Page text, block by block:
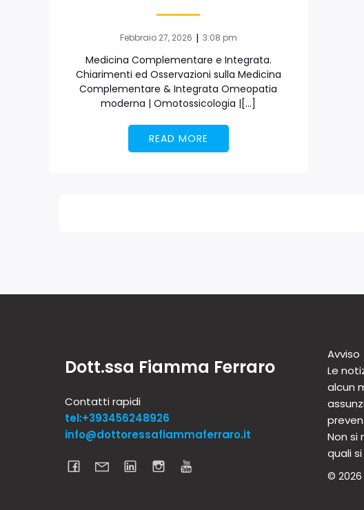
Febbraio 27, 2026 | 3:08 pm
Medicina Complementare e Integrata.
Chiarimenti ed Osservazioni sulla Medicina
Complementare & Integrata Omeopatia
moderna | Omotossicologia |[…]
READ MORE
Dott.ssa Fiamma Ferraro
Contatti rapidi
tel:+393456248926
info@dottoressafiammaferraro.it
Avviso
Le
alcun
Non si
quali si
© 2026